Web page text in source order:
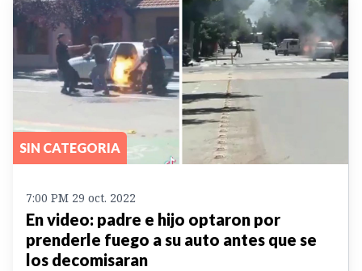
SIN CATEGORIA
7:00 PM 29 oct. 2022
En video: padre e hijo optaron por
prenderle fuego a su auto antes que se
los decomisaran